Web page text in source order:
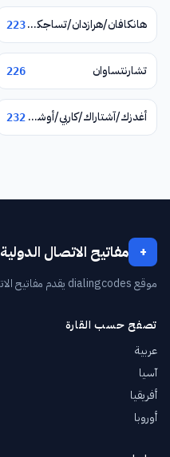
هانكافان/هرازدان/تساجكادزور223
تشارنتساوان 226
أغدزك/آشتاراك/كاربي/أوشاكان 232
+ مفاتيح الاتصال الدولية
موقع dialingcodes يقدم مفاتيح الاتصال الدولية ومعلومات الدول مجاناً.
تصفح حسب القارة
عربية
آسيا
أفريقيا
أوروبا